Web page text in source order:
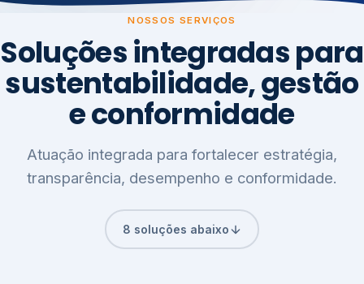
NOSSOS SERVIÇOS
Soluções integradas para
sustentabilidade, gestão
e conformidade
Atuação integrada para fortalecer estratégia,
transparência, desempenho e conformidade.
8 soluções abaixo